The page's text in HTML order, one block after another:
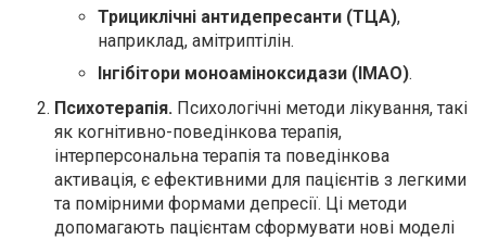
Трициклічні антидепресанти (ТЦА),
наприклад, амітриптілін.
Інгібітори моноаміноксидази (ІМАО).
Психотерапія. Психологічні методи лікування, такі
як когнітивно-поведінкова терапія,
інтерперсональна терапія та поведінкова
активація, є ефективними для пацієнтів з легкими
та помірними формами депресії. Ці методи
допомагають пацієнтам сформувати нові моделі